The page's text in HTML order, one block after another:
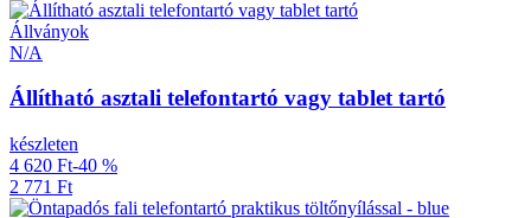
Állványok
N/A
Állítható asztali telefontartó vagy tablet tartó
készleten
4 620 Ft-40 %
2 771 Ft